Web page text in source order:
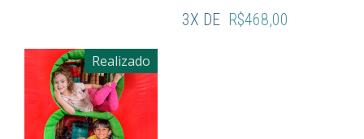
3X DE R$468,00
Realizado